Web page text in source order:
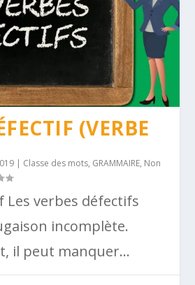
(VERBE
| Classe des mots, GRAMMAIRE, Non
Les verbes défectifs
incomplète.
il peut manquer...